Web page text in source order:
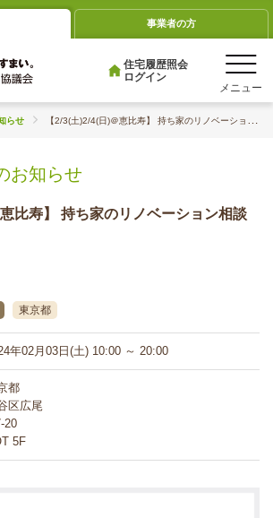
事業者の方
住宅履歴照会
ログイン
らせ 【2/3(土)2/4(日)＠恵比寿】 持ち家のリノベーション相談はこちら
お知らせ
恵比寿】 持ち家のリノベーション相談
東京都
年02月03日(土) 10:00 ～ 20:00
都
区広尾
20
5F